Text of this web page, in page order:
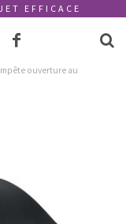
EFFICACE
ouverture au